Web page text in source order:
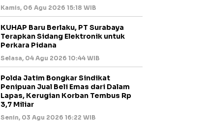
Kamis, 06 Agu 2026 15:18 WIB
KUHAP Baru Berlaku, PT Surabaya
Terapkan Sidang Elektronik untuk
Perkara Pidana
Selasa, 04 Agu 2026 10:44 WIB
Polda Jatim Bongkar Sindikat
Penipuan Jual Beli Emas dari Dalam
Lapas, Kerugian Korban Tembus Rp
3,7 Miliar
Senin, 03 Agu 2026 16:22 WIB